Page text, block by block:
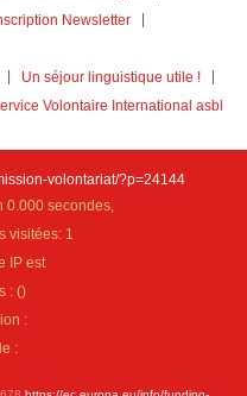
Newsletter
Un séjour linguistique utile !
Volontaire International asbl
volontariat/?p=24144
0.000 secondes,
visitées: 1
IP est
: ()
:
: